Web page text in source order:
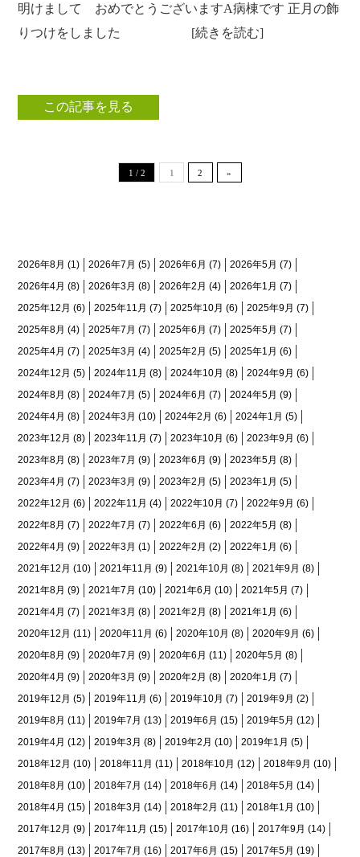
明けまして おめでとうございますA病棟です 正月の飾
りつけをしました [続きを読む]
この記事を見る
1 / 2 1 2 »
2026年8月 (1) 2026年7月 (5) 2026年6月 (7) 2026年5月 (7)
2026年4月 (8) 2026年3月 (8) 2026年2月 (4) 2026年1月 (7)
2025年12月 (6) 2025年11月 (7) 2025年10月 (6) 2025年9月 (7)
2025年8月 (4) 2025年7月 (7) 2025年6月 (7) 2025年5月 (7)
2025年4月 (7) 2025年3月 (4) 2025年2月 (5) 2025年1月 (6)
2024年12月 (5) 2024年11月 (8) 2024年10月 (8) 2024年9月 (6)
2024年8月 (8) 2024年7月 (5) 2024年6月 (7) 2024年5月 (9)
2024年4月 (8) 2024年3月 (10) 2024年2月 (6) 2024年1月 (5)
2023年12月 (8) 2023年11月 (7) 2023年10月 (6) 2023年9月 (6)
2023年8月 (8) 2023年7月 (9) 2023年6月 (9) 2023年5月 (8)
2023年4月 (7) 2023年3月 (9) 2023年2月 (5) 2023年1月 (5)
2022年12月 (6) 2022年11月 (4) 2022年10月 (7) 2022年9月 (6)
2022年8月 (7) 2022年7月 (7) 2022年6月 (6) 2022年5月 (8)
2022年4月 (9) 2022年3月 (1) 2022年2月 (2) 2022年1月 (6)
2021年12月 (10) 2021年11月 (9) 2021年10月 (8) 2021年9月 (8)
2021年8月 (9) 2021年7月 (10) 2021年6月 (10) 2021年5月 (7)
2021年4月 (7) 2021年3月 (8) 2021年2月 (8) 2021年1月 (6)
2020年12月 (11) 2020年11月 (6) 2020年10月 (8) 2020年9月 (6)
2020年8月 (9) 2020年7月 (9) 2020年6月 (11) 2020年5月 (8)
2020年4月 (9) 2020年3月 (9) 2020年2月 (8) 2020年1月 (7)
2019年12月 (5) 2019年11月 (6) 2019年10月 (7) 2019年9月 (2)
2019年8月 (11) 2019年7月 (13) 2019年6月 (15) 2019年5月 (12)
2019年4月 (12) 2019年3月 (8) 2019年2月 (10) 2019年1月 (5)
2018年12月 (10) 2018年11月 (11) 2018年10月 (12) 2018年9月 (10)
2018年8月 (10) 2018年7月 (14) 2018年6月 (14) 2018年5月 (14)
2018年4月 (15) 2018年3月 (14) 2018年2月 (11) 2018年1月 (10)
2017年12月 (9) 2017年11月 (15) 2017年10月 (16) 2017年9月 (14)
2017年8月 (13) 2017年7月 (16) 2017年6月 (15) 2017年5月 (19)